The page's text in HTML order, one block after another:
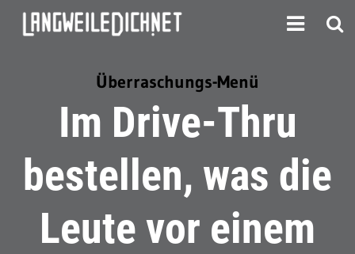
Überraschungs-Menü
Im Drive-Thru
bestellen, was die
Leute vor einem